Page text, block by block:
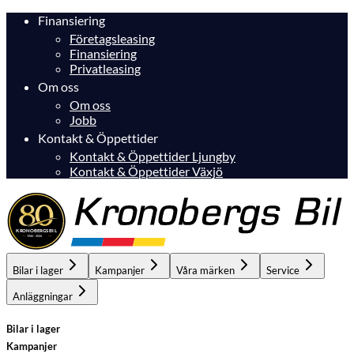
Finansiering
Företagsleasing
Finansiering
Privatleasing
Om oss
Om oss
Jobb
Kontakt & Öppettider
Kontakt & Öppettider Ljungby
Kontakt & Öppettider Växjö
Bilar i lager Kampanjer Våra märken Service
Anläggningar
Bilar i lager
Kampanjer